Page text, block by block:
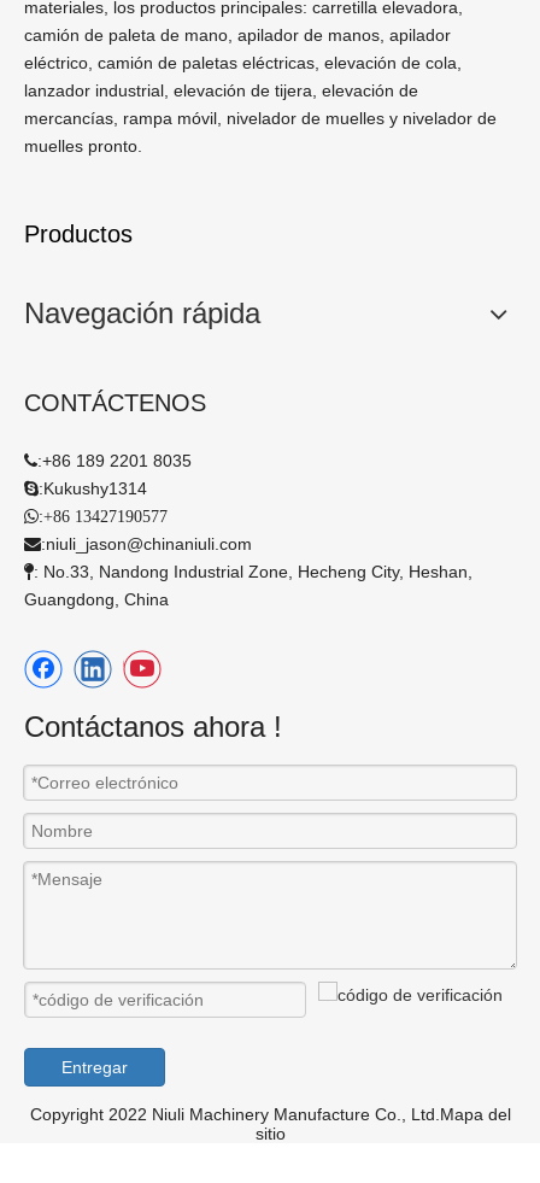
materiales, los productos principales: carretilla elevadora,
camión de paleta de mano, apilador de manos, apilador
eléctrico, camión de paletas eléctricas, elevación de cola,
lanzador industrial, elevación de tijera, elevación de
mercancías, rampa móvil, nivelador de muelles y nivelador de
muelles pronto.
Productos
Navegación rápida
CONTÁCTENOS
:+86 189 2201 8035
:Kukushy1314
:+86 13427190577
:niuli_jason@chinaniuli.com
: No.33, Nandong Industrial Zone, Hecheng City, Heshan,
Guangdong, China
Contáctanos ahora !
Entregar
Copyright 2022 Niuli Machinery Manufacture Co., Ltd. Mapa del
sitio